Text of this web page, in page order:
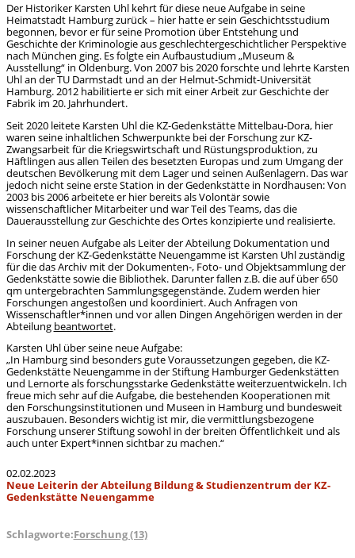
Der Historiker Karsten Uhl kehrt für diese neue Aufgabe in seine
Heimatstadt Hamburg zurück – hier hatte er sein Geschichtsstudium
begonnen, bevor er für seine Promotion über Entstehung und
Geschichte der Kriminologie aus geschlechtergeschichtlicher Perspektive
nach München ging. Es folgte ein Aufbaustudium „Museum &
Ausstellung“ in Oldenburg. Von 2007 bis 2020 forschte und lehrte Karsten
Uhl an der TU Darmstadt und an der Helmut-Schmidt-Universität
Hamburg. 2012 habilitierte er sich mit einer Arbeit zur Geschichte der
Fabrik im 20. Jahrhundert.
Seit 2020 leitete Karsten Uhl die KZ-Gedenkstätte Mittelbau-Dora, hier
waren seine inhaltlichen Schwerpunkte bei der Forschung zur KZ-
Zwangsarbeit für die Kriegswirtschaft und Rüstungsproduktion, zu
Häftlingen aus allen Teilen des besetzten Europas und zum Umgang der
deutschen Bevölkerung mit dem Lager und seinen Außenlagern. Das war
jedoch nicht seine erste Station in der Gedenkstätte in Nordhausen: Von
2003 bis 2006 arbeitete er hier bereits als Volontär sowie
wissenschaftlicher Mitarbeiter und war Teil des Teams, das die
Dauerausstellung zur Geschichte des Ortes konzipierte und realisierte.
In seiner neuen Aufgabe als Leiter der Abteilung Dokumentation und
Forschung der KZ-Gedenkstätte Neuengamme ist Karsten Uhl zuständig
für die das Archiv mit der Dokumenten-, Foto- und Objektsammlung der
Gedenkstätte sowie die Bibliothek. Darunter fallen z.B. die auf über 650
qm untergebrachten Sammlungsgegenstände. Zudem werden hier
Forschungen angestoßen und koordiniert. Auch Anfragen von
Wissenschaftler*innen und vor allen Dingen Angehörigen werden in der
Abteilung beantwortet.
Karsten Uhl über seine neue Aufgabe:
„In Hamburg sind besonders gute Voraussetzungen gegeben, die KZ-
Gedenkstätte Neuengamme in der Stiftung Hamburger Gedenkstätten
und Lernorte als forschungsstarke Gedenkstätte weiterzuentwickeln. Ich
freue mich sehr auf die Aufgabe, die bestehenden Kooperationen mit
den Forschungsinstitutionen und Museen in Hamburg und bundesweit
auszubauen. Besonders wichtig ist mir, die vermittlungsbezogene
Forschung unserer Stiftung sowohl in der breiten Öffentlichkeit und als
auch unter Expert*innen sichtbar zu machen.“
02.02.2023
Neue Leiterin der Abteilung Bildung & Studienzentrum der KZ-
Gedenkstätte Neuengamme
Schlagworte:Forschung (13)